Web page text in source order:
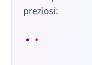
preziosi: